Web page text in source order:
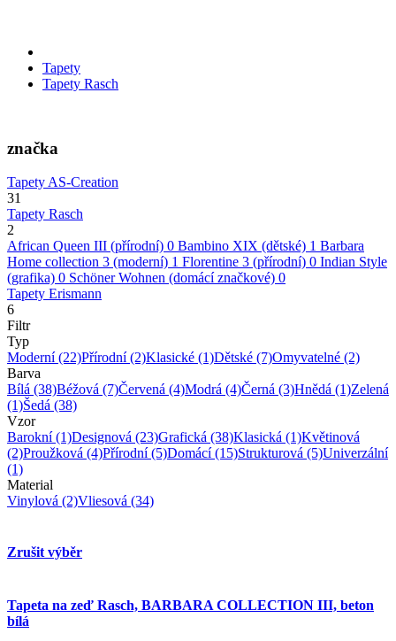
Tapety
Tapety Rasch
značka
Tapety AS-Creation
31
Tapety Rasch
2
African Queen III (přírodní) 0 Bambino XIX (dětské) 1 Barbara
Home collection 3 (moderní) 1 Florentine 3 (přírodní) 0 Indian Style
(grafika) 0 Schöner Wohnen (domácí značkové) 0
Tapety Erismann
6
Filtr
Typ
Moderní(22)Přírodní(2)Klasické (1)Dětské (7)Omyvatelné (2)
Barva
Bílá (38)Béžová (7)Červená (4)Modrá (4)Černá (3)Hnědá (1)Zelená
(1)Šedá (38)
Vzor
Barokní(1)Designová (23)Grafická (38)Klasická (1)Květinová
(2)Proužková (4)Přírodní(5)Domácí(15)Strukturová (5)Univerzální
(1)
Material
Vinylová (2)Vliesová (34)
Zrušit výběr
Tapeta na zeď Rasch, BARBARA COLLECTION III, beton
bílá